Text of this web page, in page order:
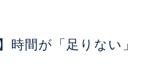
時間が「足りない」